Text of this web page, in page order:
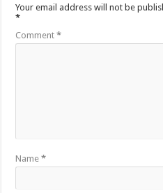
Your email address will not be
*
Comment*
Name*